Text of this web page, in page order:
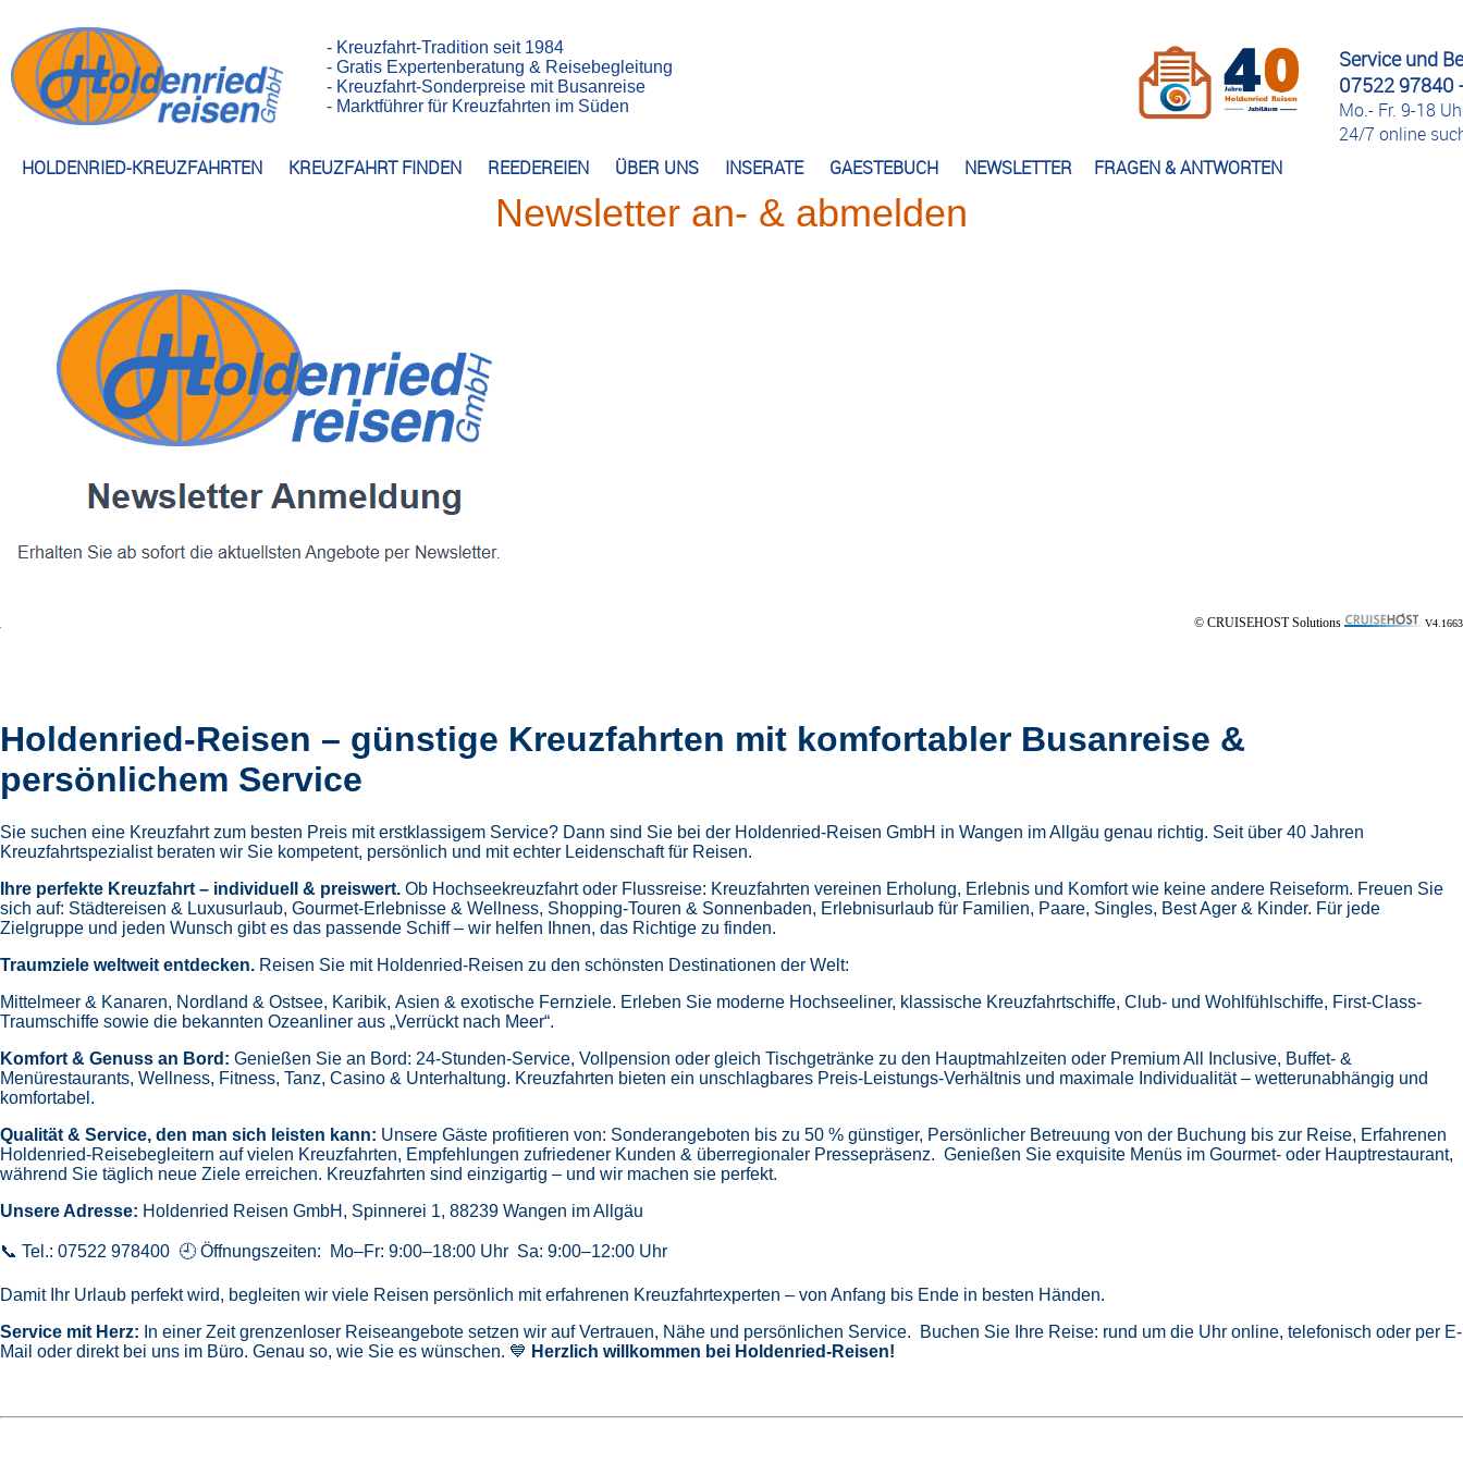
HOLDENRIED-KREUZFAHRTEN KREUZFAHRT FINDEN REEDEREIEN ÜBER UNS INSERATE GAESTEBUCH NEWSLETTER FRAGEN & ANTWORTEN
Service und
07522 97840
Mo.- Fr. 9-18
24/7 online
- Kreuzfahrt-Tradition seit 1984
- Gratis Expertenberatung & Reisebegleitung
- Kreuzfahrt-Sonderpreise mit Busanreise
- Marktführer für Kreuzfahrten im Süden
Newsletter an- & abmelden
© CRUISEHOST Solutions V4.1663
Holdenried-Reisen – günstige Kreuzfahrten mit komfortabler Busanreise &
persönlichem Service
Sie suchen eine Kreuzfahrt zum besten Preis mit erstklassigem Service? Dann sind Sie bei der Holdenried-Reisen GmbH in Wangen im Allgäu genau richtig. Seit über 40 Jahren
Kreuzfahrtspezialist beraten wir Sie kompetent, persönlich und mit echter Leidenschaft für Reisen.
Ihre perfekte Kreuzfahrt – individuell & preiswert. Ob Hochseekreuzfahrt oder Flussreise: Kreuzfahrten vereinen Erholung, Erlebnis und Komfort wie keine andere Reiseform. Freuen Sie
sich auf: Städtereisen & Luxusurlaub, Gourmet-Erlebnisse & Wellness, Shopping-Touren & Sonnenbaden, Erlebnisurlaub für Familien, Paare, Singles, Best Ager & Kinder. Für jede
Zielgruppe und jeden Wunsch gibt es das passende Schiff – wir helfen Ihnen, das Richtige zu finden.
Traumziele weltweit entdecken. Reisen Sie mit Holdenried-Reisen zu den schönsten Destinationen der Welt:
Mittelmeer & Kanaren, Nordland & Ostsee, Karibik, Asien & exotische Fernziele. Erleben Sie moderne Hochseeliner, klassische Kreuzfahrtschiffe, Club- und Wohlfühlschiffe, First-Class-
Traumschiffe sowie die bekannten Ozeanliner aus „Verrückt nach Meer“.
Komfort & Genuss an Bord: Genießen Sie an Bord: 24-Stunden-Service, Vollpension oder gleich Tischgetränke zu den Hauptmahlzeiten oder Premium All Inclusive, Buffet- &
Menürestaurants, Wellness, Fitness, Tanz, Casino & Unterhaltung. Kreuzfahrten bieten ein unschlagbares Preis-Leistungs-Verhältnis und maximale Individualität – wetterunabhängig und
komfortabel.
Qualität & Service, den man sich leisten kann: Unsere Gäste profitieren von: Sonderangeboten bis zu 50 % günstiger, Persönlicher Betreuung von der Buchung bis zur Reise, Erfahrenen
Holdenried-Reisebegleitern auf vielen Kreuzfahrten, Empfehlungen zufriedener Kunden & überregionaler Pressepräsenz. Genießen Sie exquisite Menüs im Gourmet- oder Hauptrestaurant,
während Sie täglich neue Ziele erreichen. Kreuzfahrten sind einzigartig – und wir machen sie perfekt.
Unsere Adresse: Holdenried Reisen GmbH, Spinnerei 1, 88239 Wangen im Allgäu
📞 Tel.: 07522 978400 🕘 Öffnungszeiten: Mo–Fr: 9:00–18:00 Uhr Sa: 9:00–12:00 Uhr
Damit Ihr Urlaub perfekt wird, begleiten wir viele Reisen persönlich mit erfahrenen Kreuzfahrtexperten – von Anfang bis Ende in besten Händen.
Service mit Herz: In einer Zeit grenzenloser Reiseangebote setzen wir auf Vertrauen, Nähe und persönlichen Service. Buchen Sie Ihre Reise: rund um die Uhr online, telefonisch oder per E-
Mail oder direkt bei uns im Büro. Genau so, wie Sie es wünschen. 💙 Herzlich willkommen bei Holdenried-Reisen!